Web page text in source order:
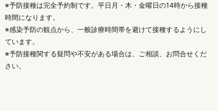
※予防接種は完全予約制です。平日月・木・金曜日の14時から接種
時間になります。
※感染予防の観点から、一般診療時間帯を避けて接種するようにし
ています。
※予防接種関する疑問や不安がある場合は、ご相談、お問合せくだ
さい。